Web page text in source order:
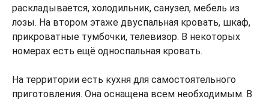
раскладывается, холодильник, санузел, мебель из
лозы. На втором этаже двуспальная кровать, шкаф,
прикроватные тумбочки, телевизор. В некоторых
номерах есть ещё односпальная кровать.
На территории есть кухня для самостоятельного
приготовления. Она оснащена всем необходимым. В